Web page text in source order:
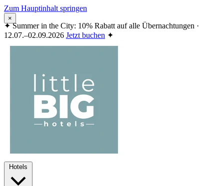
Zum Hauptinhalt springen
✦Summer in the City: 10% Rabatt auf alle Übernachtungen ·
12.07.–02.09.2026 Jetzt buchen ✦
×